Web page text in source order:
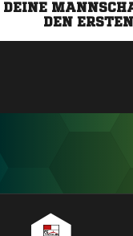
DEINE
DEN